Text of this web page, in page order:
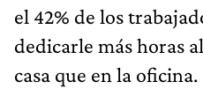
el 42% de los
dedicarle más horas
casa que en la oficina.